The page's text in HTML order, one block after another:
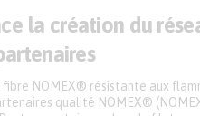
la création du
fibre NOMEX® résistante aux
qualité NOMEX®